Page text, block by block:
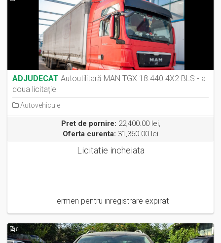
ADJUDECAT Autoutilitară MAN TGX 18.440 4X2 BLS - a
doua licitație
Autovehicule
Pret de pornire: 22,400.00 lei,
Oferta curenta: 31,360.00 lei
Licitatie incheiata
Termen pentru inregistrare expirat
6